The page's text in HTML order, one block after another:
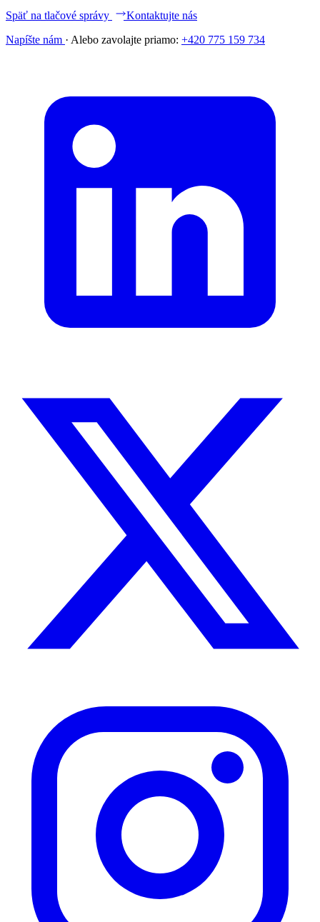
Späť na tlačové správy
Kontaktujte nás
Napíšte nám · Alebo zavolajte priamo: +420 775 159 734